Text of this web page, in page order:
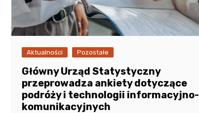
Aktualności Pozostałe
Główny Urząd Statystyczny
przeprowadza ankiety dotyczące
podróży i technologii informacyjno-
komunikacyjnych